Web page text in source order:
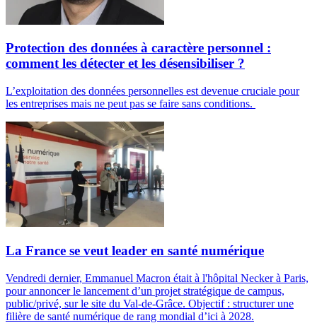
Protection des données à caractère personnel :
comment les détecter et les désensibiliser ?
L’exploitation des données personnelles est devenue cruciale pour
les entreprises mais ne peut pas se faire sans conditions.
La France se veut leader en santé numérique
Vendredi dernier, Emmanuel Macron était à l'hôpital Necker à Paris,
pour annoncer le lancement d’un projet stratégique de campus,
public/privé, sur le site du Val-de-Grâce. Objectif : structurer une
filière de santé numérique de rang mondial d’ici à 2028.